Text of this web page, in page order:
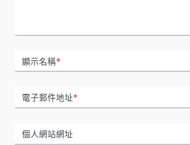
顯示名稱*
電子郵件地址*
個人網站網址